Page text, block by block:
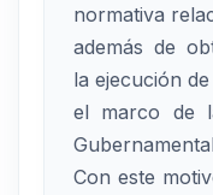
normativa
además de
la ejecución
el marco de
Con este